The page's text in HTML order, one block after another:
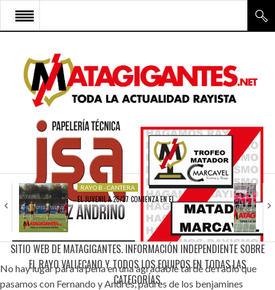
SITIO WEB DE MATAGIGANTES. INFORMACIÓN INDEPENDIENTE SOBRE
EL RAYO VALLECANO Y TODOS LOS EQUIPOS EN TODAS LAS
CATEGORÍAS.
INICIO
RAYO VALLECANO
CANTERA Y ESCUELA FRV
RAYO FÉMINAS
MULTIMEDIA
FIRMAS
CONTACTO
RAYO B - CANTERA
EL JUVENIL A 26/27 COMIENZA EN EL…
No hay lugar para la pena en una agradable tarde de radio que
pasamos con Fernando y Andrés, padres de los benjamines